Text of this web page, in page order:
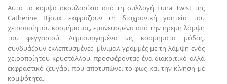
Αυτά τα κομψά σκουλαρίκια από τη συλλογή Luna Twist της
Catherine Bijoux εκφράζουν τη διαχρονική γοητεία του
χειροποίητου κοσμήματος, εμπνευσμένα από την ήρεμη λάμψη
του φεγγαριού. Δημιουργημένα ως κοσμήματα μόδας,
συνδυάζουν εκλεπτυσμένες, μίνιμαλ γραμμές με τη λάμψη ενός
χειροποίητου κρυστάλλου, προσφέροντας ένα διακριτικό αλλά
εκφραστικό ζευγάρι που αποτυπώνει το φως και την κίνηση με
κομψότητα.